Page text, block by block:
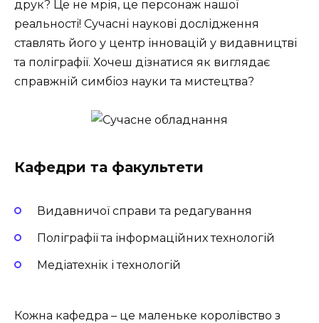
друк? Це не мрія, це персонаж нашої
реальності! Сучасні наукові дослідження
ставлять його у центр інновацій у видавництві
та поліграфії. Хочеш дізнатися як виглядає
справжній симбіоз науки та мистецтва?
Кафедри та факультети
Видавничої справи та редагування
Поліграфії та інформаційних технологій
Медіатехнік і технологій
Кожна кафедра – це маленьке королівство з